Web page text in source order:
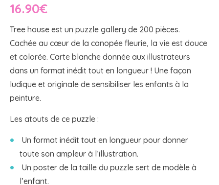
16.90€
Tree house est un puzzle gallery de 200 pièces.
Cachée au cœur de la canopée fleurie, la vie est douce
et colorée. Carte blanche donnée aux illustrateurs
dans un format inédit tout en longueur ! Une façon
ludique et originale de sensibiliser les enfants à la
peinture.
Les atouts de ce puzzle :
Un format inédit tout en longueur pour donner
toute son ampleur à l’illustration.
Un poster de la taille du puzzle sert de modèle à
l’enfant.